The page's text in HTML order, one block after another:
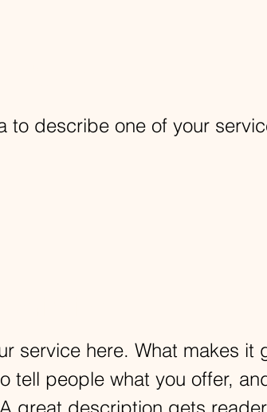
to describe one of your
service here. What makes it
tell people what you offer,